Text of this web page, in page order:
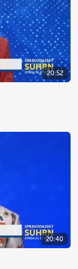
20:52
20:40